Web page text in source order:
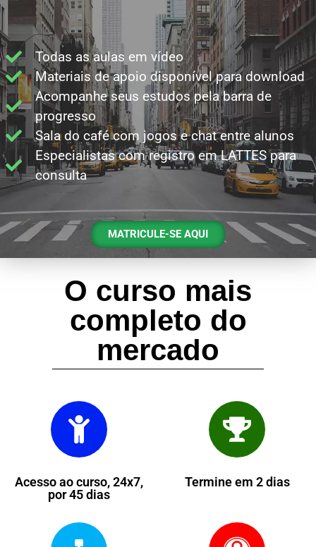
Todas as aulas em vídeo
Materiais de apoio disponível para download
Acompanhe seus estudos pela barra de
progresso
Sala do café com jogos e chat entre alunos
Especialistas com registro em LATTES para
consulta
MATRICULE-SE AQUI
O curso mais
completo do
mercado
Acesso ao curso, 24x7,
por 45 dias
Termine em 2 dias